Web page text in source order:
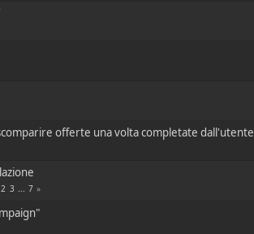
offerte una volta completate dall'utente
2 3 ... 7